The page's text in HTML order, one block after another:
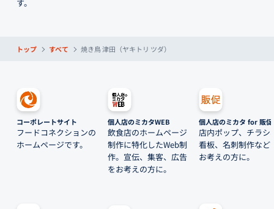
す。
トップ すべて 焼き鳥 津田（ヤキトリ ツダ）
コーポレートサイト
フードコネクションの
ホームページです。
個人店のミカタWEB
飲食店のホームページ
制作に特化したWeb制
作。宣伝、集客、広告
をお考えの方に。
個人店のミカタ for 販促
店内ポップ、チラシ
看板、名刺制作など
お考えの方に。